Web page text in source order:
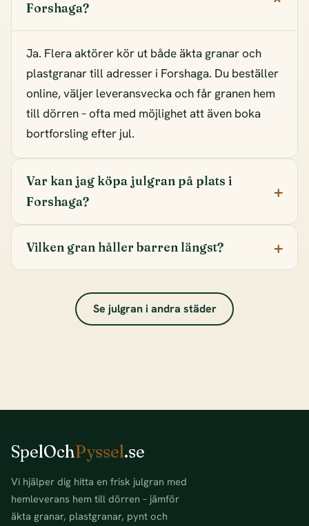
Forshaga?
Ja. Flera aktörer kör ut både äkta granar och
plastgranar till adresser i Forshaga. Du beställer
online, väljer leveransvecka och får granen hem
till dörren – ofta med möjlighet att även boka
bortforsling efter jul.
Var kan jag köpa julgran på plats i
Forshaga?
Vilken gran håller barren längst?
Se julgran i andra städer
SpelOchPyssel.se
Vi hjälper dig hitta en frisk julgran med
hemleverans hem till dörren – jämför
äkta granar, plastgranar, pynt och